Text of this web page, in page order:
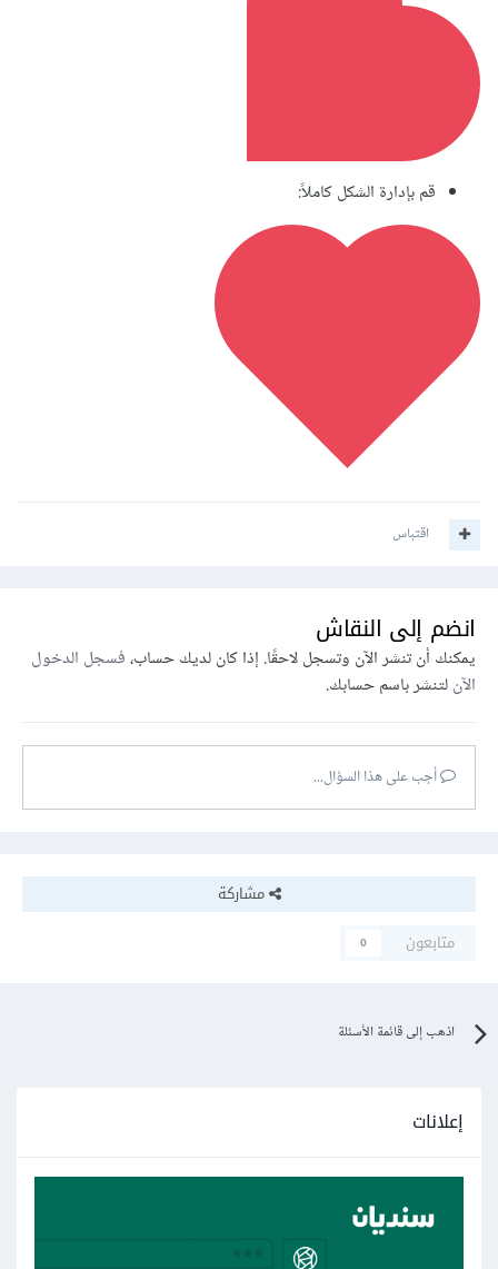
قم بإدارة الشكل كاملاً:
اقتباس
انضم إلى النقاش
يمكنك أن تنشر الآن وتسجل لاحقًا. إذا كان لديك حساب،فسجل الدخول
الآنلتنشر باسم حسابك.
أجب على هذا السؤال...
مشاركة
متابعون
0
اذهب إلى قائمة الأسئلة
إعلانات